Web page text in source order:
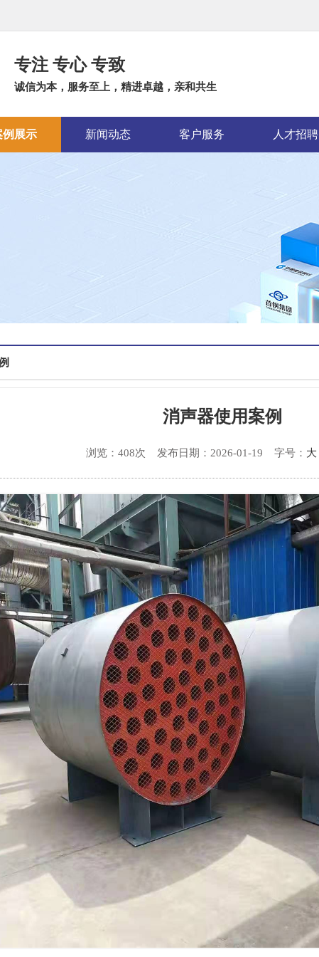
专注 专心 专致
诚信为本，服务至上，精进卓越，亲和共生
例展示 新闻动态 客户服务 人才招聘
消声器使用案例
浏览：408次 发布日期：2026-01-19 字号： 大